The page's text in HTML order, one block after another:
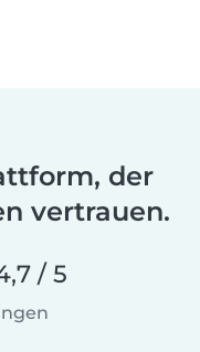
der
vertrauen.
/ 5